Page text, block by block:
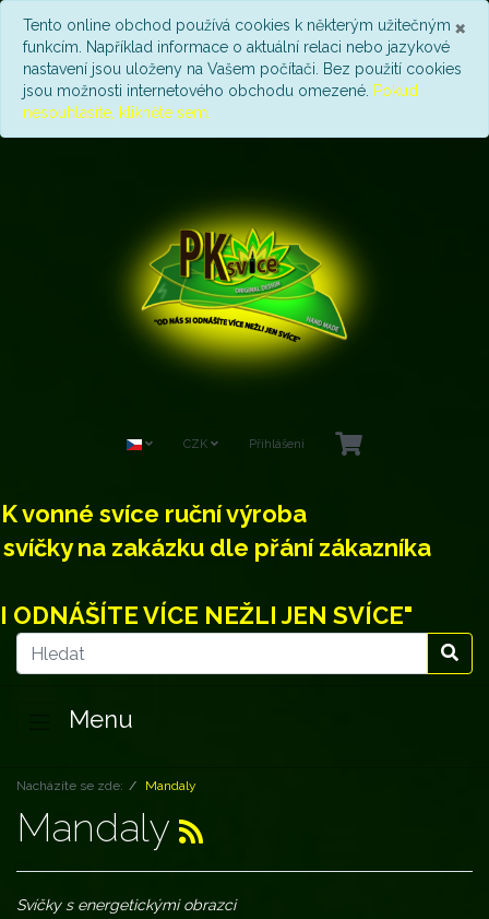
×
Tento online obchod používá cookies k některým užitečným
funkcím. Například informace o aktuální relaci nebo jazykové
nastavení jsou uloženy na Vašem počítači. Bez použití cookies
jsou možnosti internetového obchodu omezené. Pokud
nesouhlasíte, klikněte sem.
CZK Přihlášení
vonné svíce ruční výroba
na zakázku dle přání zákazníka
ODNÁŠÍTE VÍCE NEŽLI JEN SVÍCE"
Menu
Nacházíte se zde: Mandaly
Mandaly
Svíčky s energetickými obrazci